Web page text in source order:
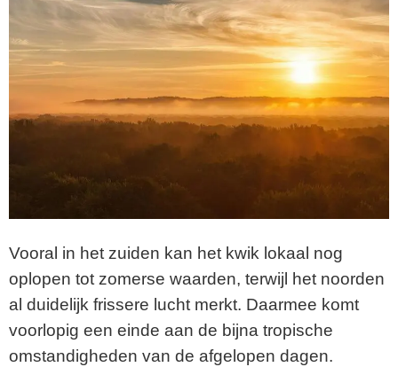
Vooral in het zuiden kan het kwik lokaal nog
oplopen tot zomerse waarden, terwijl het noorden
al duidelijk frissere lucht merkt. Daarmee komt
voorlopig een einde aan de bijna tropische
omstandigheden van de afgelopen dagen.